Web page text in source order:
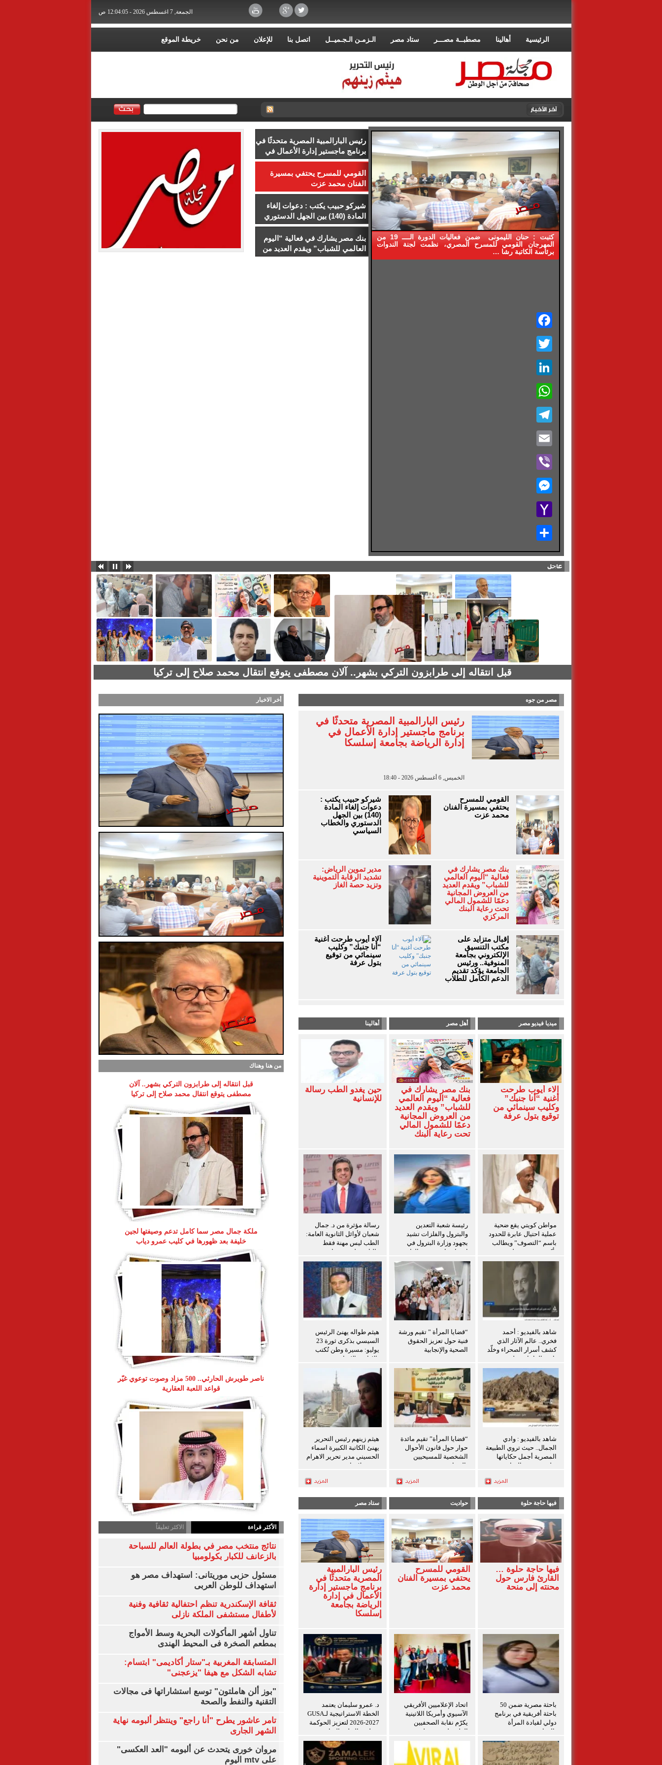
الجمعة, 7 اغسطس 2026 - 12:04:07 ص
الرئيسية أهالينا مصطبــة مصـــر ستاد مصر الـزمـن الـجـميــل اتصل بنا للإعلان من نحن خريطة الموقع
كتبت : حنان الليمونى ضمن فعاليات الدورة الــــ 19 من
المهرجان القومي للمسرح المصري، نظمت لجنة الندوات
برئاسة الكاتبة رشا …
رئيس البارالمبية المصرية متحدثًا في
برنامج ماجستير إدارة الأعمال في
إدارة الرياضة بجامعة إسلسكا
القومي للمسرح يحتفي بمسيرة
الفنان محمد عزت
شيركو حبيب يكتب : دعوات إلغاء
المادة (140) بين الجهل الدستوري
والخطاب السياسي
بنك مصر يشارك في فعالية “اليوم
العالمي للشباب” ويقدم العديد من
العروض المجانية دعمًا للشمول
قبل انتقاله إلى طرابزون التركي بشهر.. آلان مصطفى يتوقع انتقال محمد صلاح إلى تركيا
مصر من جوه
رئيس البارالمبية المصرية متحدثًا في
برنامج ماجستير إدارة الأعمال في
إدارة الرياضة بجامعة إسلسكا
الخميس, 6 أغسطس 2026 - 18:40
القومي للمسرح
يحتفي بمسيرة الفنان
محمد عزت
شيركو حبيب يكتب :
دعوات إلغاء المادة
(140) بين الجهل
الدستوري والخطاب
السياسي
بنك مصر يشارك في
فعالية “اليوم العالمي
للشباب” ويقدم العديد
من العروض المجانية
دعمًا للشمول المالي
تحت رعاية البنك
المركزي
مدير تموين الرياض:
تشديد الرقابة التموينية
وتزيد حصة الغاز
إقبال متزايد على
مكتب التنسيق
الإلكتروني بجامعة
المنوفية.. ورئيس
الجامعة يؤكد تقديم
الدعم الكامل للطلاب
آلاء أيوب طرحت أغنية
“أنا جنبك” وكليب
سينمائي من توقيع
بتول عرفة
ميديا فيديو مصر
آلاء أيوب طرحت
أغنية “أنا جنبك”
وكليب سينمائي من
توقيع بتول عرفة
مواطن كويتي يقع ضحية
عملية احتيال عابرة للحدود
باسم “التصوف” ويطالب
بأكثر من نصف مليون
بمساعدة شخصيات دينية
شاهد بالفيديو : أحمد
فخري.. عالم الآثار الذي
كشف أسرار الصحراء وخلّد
تاريخ الواحات تعليق شيرين
الشافعي
شاهد بالفيديو : وادي
الجمال.. حيث تروي الطبيعة
المصرية أجمل حكاياتها
تعليق شيرين الشافعى
أهل مصر
بنك مصر يشارك في
فعالية “اليوم العالمي
للشباب” ويقدم العديد
من العروض المجانية
دعمًا للشمول المالي
تحت رعاية البنك
رئيسة شعبة التعدين
والبترول والفلزات تشيد
بجهود وزارة البترول في
احتواء حادث سفن الغاز
بدمياط
“قضايا المرأة ” تقيم ورشة
فنية حول تعزيز الحقوق
الصحية والإنجابية
“قضايا المرأة” تقيم مائدة
حوار حول قانون الأحوال
الشخصية للمسيحيين
بالمنيا
أهالينا
حين يغدو الطب رسالة
للإنسانية
رسالة مؤثرة من د. جمال
شعبان لأوائل الثانوية العامة:
الطب ليس مهنة فقط
والثانوية ليست نهاية
المطاف
هيثم طواله يهنئ الرئيس
السيسي بذكرى ثورة 23
يوليو: مسيرة وطن تُكتب
بالإرادة والإنجاز
هيثم زينهم رئيس التحرير
يهنئ الكاتبة الكبيرة اسماء
الحسيني مدير تحرير الاهرام
بعيد ميلادها
فيها حاجة حلوة
فيها حاجة حلوة …
القارئ فارس حول
محنته إلى منحة
باحثة مصرية ضمن 50
باحثة أفريقية في برنامج
دولي لقيادة المرأة
بالزراعة
حواديت
القومي للمسرح
يحتفي بمسيرة الفنان
محمد عزت
اتحاد الإعلاميين الأفريقي
الآسيوي وأمريكا اللاتينية
يكرّم نقابة الصحفيين
الفلسطينيين ويعلن توسيع
برامج التدريب للإعلاميين
الفلسطينيين
ستاد مصر
رئيس البارالمبية
المصرية متحدثًا في
برنامج ماجستير إدارة
الأعمال في إدارة
الرياضة بجامعة
إسلسكا
د. عمرو سليمان يعتمد
الخطة الاستراتيجية لـGUSA
2026-2027 لتعزيز الحوكمة
وتطوير التعليم الرياضي
أخر الاخبار
من هنا وهناك
قبل انتقاله إلى طرابزون التركي بشهر.. آلان
مصطفى يتوقع انتقال محمد صلاح إلى تركيا
ملكة جمال مصر سما كامل تدعم وصيفتها لجين
خليفة بعد ظهورها في كليب عمرو دياب
ناصر طويرش الحارثي.. 500 مزاد وصوت توعوي غيّر
قواعد اللعبة العقارية
الأكثر قراءة الاكثر تعليقاً
نتائج منتخب مصر في بطولة العالم للسباحة
بالزعانف للكبار بكولومبيا
مسئول حزبى موريتانى: استهداف مصر هو
استهداف للوطن العربى
ثقافة الإسكندرية تنظم احتفالية ثقافية وفنية
لأطفال مستشفى الملكة نازلى
تناول أشهر المأكولات البحرية وسط الأمواج
بمطعم الصخرة فى المحيط الهندى
المتسابقة المغربية بـ"ستار أكاديمى" ابتسام:
تشابه الشكل مع هيفا "يزعجنى"
"بوز ألن هاملتون" توسع استشاراتها فى مجالات
التقنية والنفط والصحة
تامر عاشور يطرح "أنا راجع" وينتظر ألبومه نهاية
الشهر الجارى
مروان خورى يتحدث عن ألبومه "العد العكسى"
على mtv اليوم